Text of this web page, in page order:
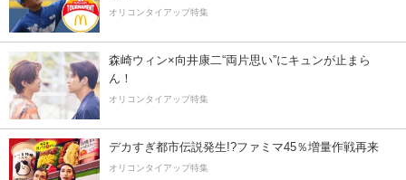
オリコンタイアップ特集
森崎ウィン×向井康二“両片思い”にキュンが止まら
ん！
オリコンタイアップ特集
デカすぎ都市伝説発生!?ファミマ45％増量作戦再来
オリコンタイアップ特集